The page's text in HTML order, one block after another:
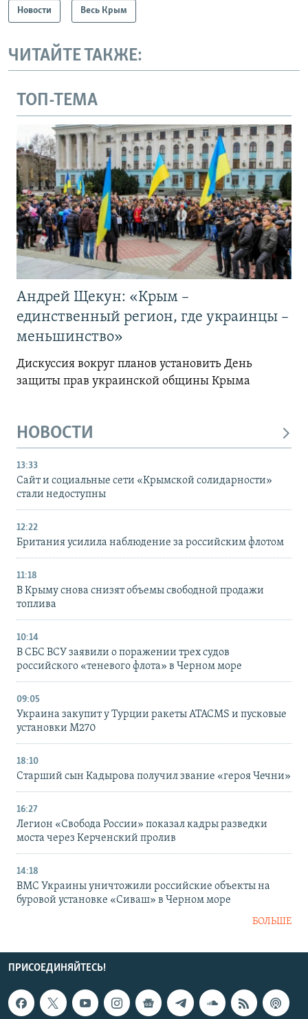
Новости Весь Крым
ЧИТАЙТЕ ТАКЖЕ:
ТОП-ТЕМА
Андрей Щекун: «Крым –
единственный регион, где украинцы –
меньшинство»
Дискуссия вокруг планов установить День
защиты прав украинской общины Крыма
НОВОСТИ
13:33
Сайт и социальные сети «Крымской солидарности»
стали недоступны
12:22
Британия усилила наблюдение за российским флотом
11:18
В Крыму снова снизят объемы свободной продажи
топлива
10:14
В СБС ВСУ заявили о поражении трех судов
российского «теневого флота» в Черном море
09:05
Украина закупит у Турции ракеты ATACMS и пусковые
установки M270
18:10
Старший сын Кадырова получил звание «героя Чечни»
16:27
Легион «Свобода России» показал кадры разведки
моста через Керченский пролив
14:18
ВМС Украины уничтожили российские объекты на
буровой установке «Сиваш» в Черном море
БОЛЬШЕ
ПРИСОЕДИНЯЙТЕСЬ!